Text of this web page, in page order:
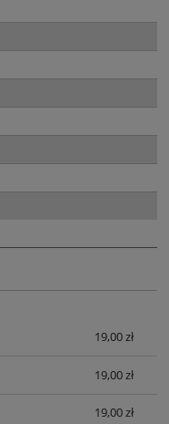
19,00 zł
19,00 zł
19,00 zł